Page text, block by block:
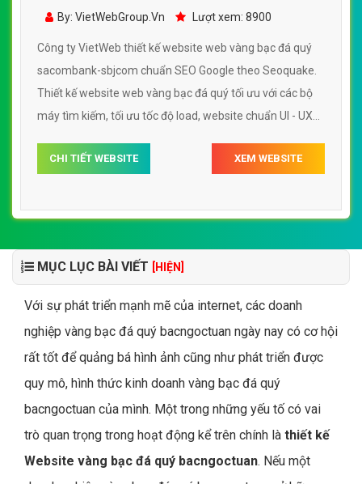
bạc đá quý - sacombank-sbjcom
By: VietWebGroup.Vn Lượt xem: 8900
Công ty VietWeb thiết kế website web vàng bạc đá quý
sacombank-sbjcom chuẩn SEO Google theo Seoquake.
Thiết kế website web vàng bạc đá quý tối ưu với các bộ
máy tìm kiếm, tối ưu tốc độ load, website chuẩn UI - UX
bạc đá quý sacombank-sbjcom
CHI TIẾT WEBSITE XEM WEBSITE
MỤC LỤC BÀI VIẾT [HIỆN]
Với sự phát triển mạnh mẽ của internet, các doanh
nghiệp vàng bạc đá quý bacngoctuan ngày nay có cơ hội
rất tốt để quảng bá hình ảnh cũng như phát triển được
quy mô, hình thức kinh doanh vàng bạc đá quý
bacngoctuan của mình. Một trong những yếu tố có vai
trò quan trọng trong hoạt động kể trên chính là thiết kế
Website vàng bạc đá quý bacngoctuan. Nếu một